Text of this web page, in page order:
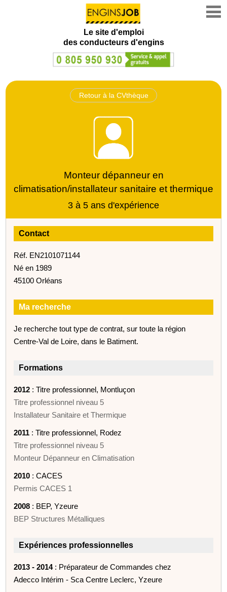
Le site d'emploi
des conducteurs d'engins
Retour à la CVthèque
Monteur dépanneur en
climatisation/installateur sanitaire et thermique
3 à 5 ans d'expérience
Contact
Réf. EN2101071144
Né en 1989
45100 Orléans
Ma recherche
Je recherche tout type de contrat, sur toute la région
Centre-Val de Loire, dans le Batiment.
Formations
2012 : Titre professionnel, Montluçon
Titre professionnel niveau 5
Installateur Sanitaire et Thermique
2011 : Titre professionnel, Rodez
Titre professionnel niveau 5
Monteur Dépanneur en Climatisation
2010 : CACES
Permis CACES 1
2008 : BEP, Yzeure
BEP Structures Métalliques
Expériences professionnelles
2013 - 2014: Préparateur de Commandes chez
Adecco Intérim - Sca Centre Leclerc, Yzeure